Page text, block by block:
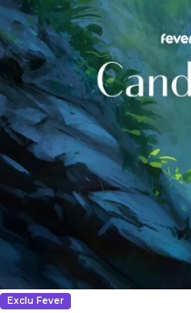
Exclu Fever